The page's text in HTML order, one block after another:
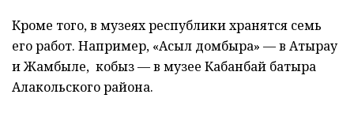
Кроме того, в музеях республики хранятся семь
его работ. Например, «Асыл домбыра» — в Атырау
и Жамбыле, кобыз — в музее Кабанбай батыра
Алакольского района.